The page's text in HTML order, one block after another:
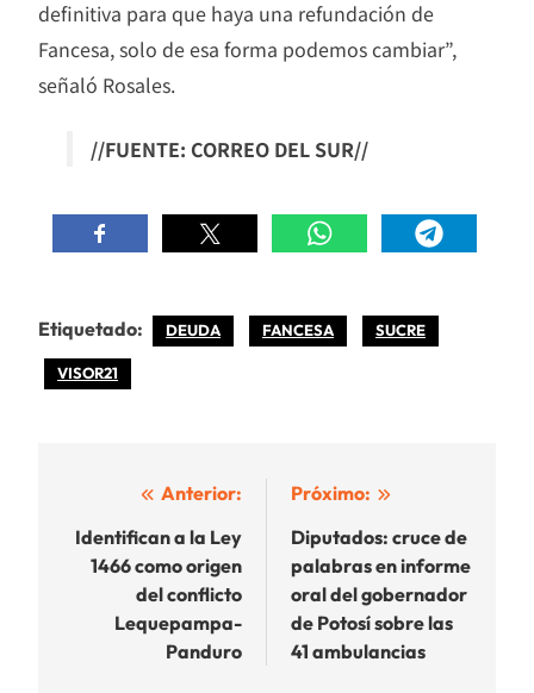
definitiva para que haya una refundación de
Fancesa, solo de esa forma podemos cambiar”,
señaló Rosales.
//FUENTE: CORREO DEL SUR//
Etiquetado: DEUDA FANCESA SUCRE
VISOR21
Navegación
de
entradas
Anterior:
Identifican a la Ley
1466 como origen
del conflicto
Lequepampa-
Panduro
Próximo:
Diputados: cruce de
palabras en informe
oral del gobernador
de Potosí sobre las
41 ambulancias